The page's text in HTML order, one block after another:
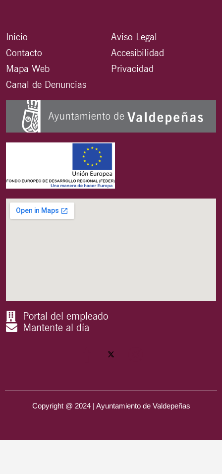
Inicio
Contacto
Mapa Web
Canal de Denuncias
Aviso Legal
Accesibilidad
Privacidad
Portal del empleado
Mantente al día
Copyright @ 2024 | Ayuntamiento de Valdepeñas